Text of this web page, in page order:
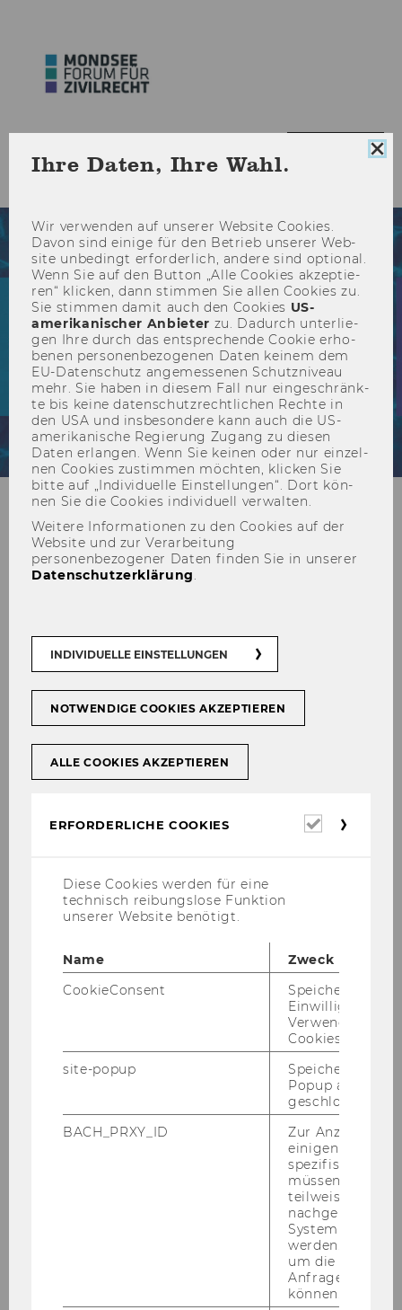
Mondsee
Co­py­right: Tou­ris­mus­ver­band Mond­See­Land
Rückblick 2025
Ihre Daten, Ihre Wahl.
Wir ver­wen­den auf un­se­rer Web­site Coo­kies.
Davon sind ei­ni­ge für den Be­trieb un­se­rer Web­
site un­be­dingt er­for­der­lich, an­de­re sind op­tio­nal.
Wenn Sie auf den But­ton „Alle Coo­kies ak­zep­tie­
ren“ kli­cken, dann stim­men Sie allen Coo­kies zu.
Sie stim­men damit auch den Coo­kies US-​
amerikanischer An­bie­ter zu. Da­durch un­ter­lie­
gen Ihre durch das ent­spre­chen­de Coo­kie er­ho­
be­nen per­so­nen­be­zo­ge­nen Daten kei­nem dem
EU-​Datenschutz an­ge­mes­se­nen Schutz­ni­veau
mehr. Sie haben in die­sem Fall nur ein­ge­schränk­
te bis keine da­ten­schutz­recht­li­chen Rech­te in
den USA und ins­be­son­de­re kann auch die US-​
amerikanische Re­gie­rung Zu­gang zu die­sen
Daten er­lan­gen. Wenn Sie kei­nen oder nur ein­zel­
nen Coo­kies zu­stim­men möch­ten, kli­cken Sie
bitte auf „In­di­vi­du­el­le Ein­stel­lun­gen“. Dort kön­
nen Sie die Coo­kies in­di­vi­du­ell ver­wal­ten.
Weitere Informationen zu den Cookies auf der
Website und zur Verarbeitung
personenbezogener Daten finden Sie in unserer
Datenschutzerklärung.
INDIVIDUELLE EINSTELLUNGEN
NOTWENDIGE COOKIES AKZEPTIEREN
ALLE COOKIES AKZEPTIEREN
ERFORDERLICHE COOKIES
Diese Cookies werden für eine
technisch reibungslose Funktion
unserer Website benötigt.
Name
Zweck
CookieConsent
Speichert Ihre
Einwilligung zur
Verwendung von
Cookies.
site-popup
Speichert ob ein
Popup
geschlossen
BACH_PRXY_ID
Zur Anzeige von
einigen WU-
spezifischen
müssen
teilweise von
nachgelagerten
System
werden.
um die Antwort
Anfrage
können.